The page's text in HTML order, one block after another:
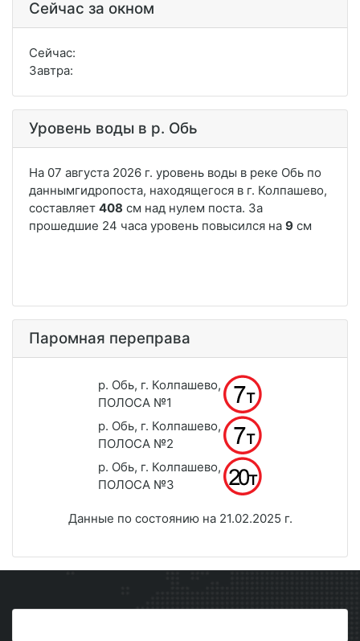
Сейчас за окном
Сейчас:
Завтра:
Уровень воды в р. Обь
Паромная переправа
р. Обь, г. Колпашево,
ПОЛОСА №1
р. Обь, г. Колпашево,
ПОЛОСА №2
р. Обь, г. Колпашево,
ПОЛОСА №3
Данные по состоянию на 21.02.2025 г.